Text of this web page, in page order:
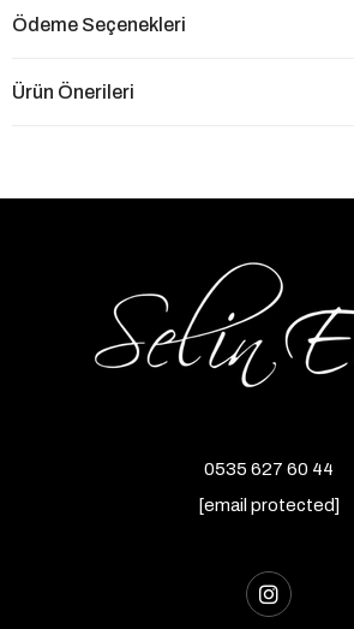
Ödeme Seçenekleri
Ürün Önerileri
0535 627 60 44
[email protected]